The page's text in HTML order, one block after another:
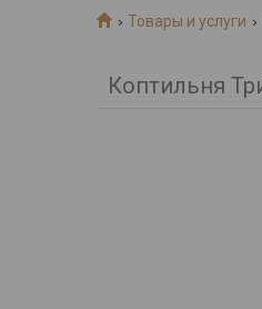
Товары и услуги
Коптильня